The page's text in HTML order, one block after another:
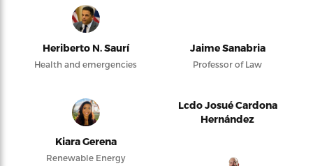
Heriberto N. Saurí
Health and emergencies
Jaime Sanabria
Professor of Law
Kiara Gerena
Renewable Energy
Lcdo Josué Cardona
Hernández